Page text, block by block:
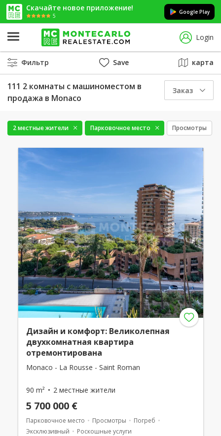
Скачайте новое приложение!
5
Google Play
Login
Фильтр Save карта
111 2 комнаты с машиноместом в
продажа в Monaco
Заказ
2 местные жители Парковочное место Просмотры
Дизайн и комфорт: Великолепная
двухкомнатная квартира
отремонтирована
Monaco - La Rousse - Saint Roman
90 m² 2 местные жители
5 700 000 €
Парковочное место Просмотры
Погреб
Эксклюзивный
Роскошные услуги